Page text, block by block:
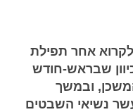
לקרוא אחר תפילת
שבראש-חודש
ובמשך
נשיאי השבטים